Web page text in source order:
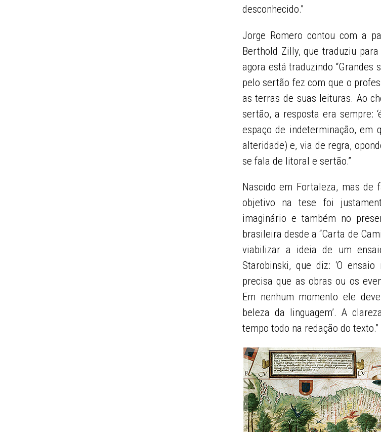
desconhecido.”
Jorge Romero contou com a
Berthold Zilly, que traduziu para
agora está traduzindo “Grandes
pelo sertão fez com que o
as terras de suas leituras. Ao
sertão, a resposta era sempre:
espaço de indeterminação,
alteridade) e, via de regra,
se fala de litoral e sertão.”
Nascido em Fortaleza, mas de
objetivo na tese foi
imaginário e também no
brasileira desde a “Carta de
viabilizar a ideia de um
Starobinski, que diz: ‘O
precisa que as obras ou os
Em nenhum momento ele
beleza da linguagem’. A
tempo todo na redação do texto.”